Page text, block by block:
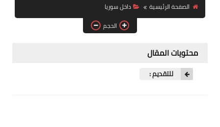
فرص عمل في العراق
فرص عمل في اليمن
الصفحة الرئيسية
داخل سوريا
الحجم
محتويات المقال
للتقديم :